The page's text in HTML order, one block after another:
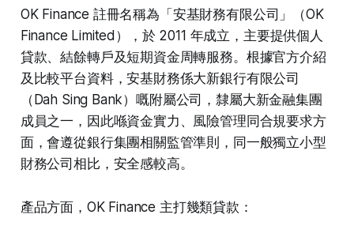
OK Finance 註冊名稱為「安基財務有限公司」（OK
Finance Limited），於 2011 年成立，主要提供個人
貸款、結餘轉戶及短期資金周轉服務。根據官方介紹
及比較平台資料，安基財務係大新銀行有限公司
（Dah Sing Bank）嘅附屬公司，隸屬大新金融集團
成員之一，因此喺資金實力、風險管理同合規要求方
面，會遵從銀行集團相關監管準則，同一般獨立小型
財務公司相比，安全感較高。
產品方面，OK Finance 主打幾類貸款：